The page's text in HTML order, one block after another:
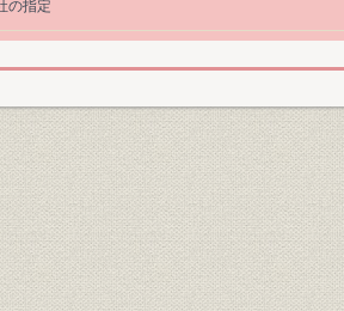
の指定
社長の就任と再建整備の再出発
の認可
の就任
の建設